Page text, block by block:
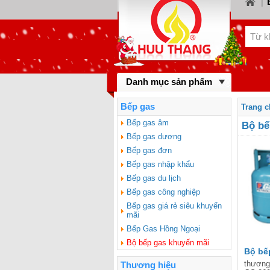
KIWA
Danh mục sản phẩm
Bếp gas
Bếp gas âm
Bếp gas dương
Bếp gas đơn
Bếp gas nhập khẩu
Bếp gas du lịch
Bếp gas công nghiệp
Bếp gas giá rẻ siêu khuyến
mãi
Bếp Gas Hồng Ngoại
Bộ bếp gas khuyến mãi
Thương hiệu
Trang
Bộ
Bộ